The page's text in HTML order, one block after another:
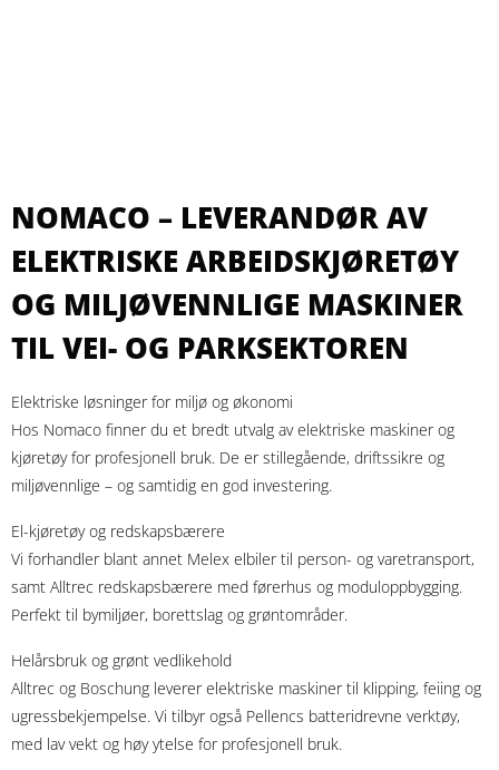
NOMACO – LEVERANDØR AV
ELEKTRISKE ARBEIDSKJØRETØY
OG MILJØVENNLIGE MASKINER
TIL VEI- OG PARKSEKTOREN
Elektriske løsninger for miljø og økonomi
Hos Nomaco finner du et bredt utvalg av elektriske maskiner og
kjøretøy for profesjonell bruk. De er stillegående, driftssikre og
miljøvennlige – og samtidig en god investering.
El-kjøretøy og redskapsbærere
Vi forhandler blant annet Melex elbiler til person- og varetransport,
samt Alltrec redskapsbærere med førerhus og moduloppbygging.
Perfekt til bymiljøer, borettslag og grøntområder.
Helårsbruk og grønt vedlikehold
Alltrec og Boschung leverer elektriske maskiner til klipping, feiing og
ugressbekjempelse. Vi tilbyr også Pellencs batteridrevne verktøy,
med lav vekt og høy ytelse for profesjonell bruk.